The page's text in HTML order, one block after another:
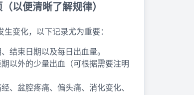
以便清晰了解规律）
变化，以下记录尤为重要：
结束日期以及每日出血量。
期以外的少量出血（可根据需要注明
、盆腔疼痛、偏头痛、消化变化、